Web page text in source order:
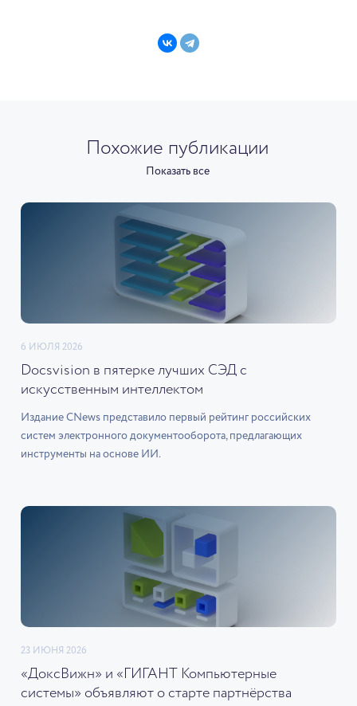
Похожие публикации
Показать все
6 ИЮЛЯ 2026
Docsvision в пятерке лучших СЭД с
искусственным интеллектом
Издание CNews представило первый рейтинг российских
систем электронного документооборота, предлагающих
инструменты на основе ИИ.
23 ИЮНЯ 2026
«ДоксВижн» и «ГИГАНТ Компьютерные
системы» объявляют о старте партнёрства